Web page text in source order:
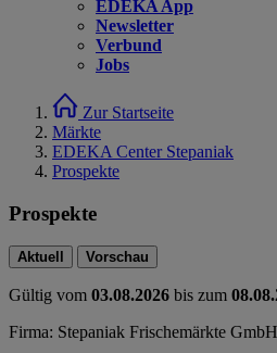
EDEKA App
Newsletter
Verbund
Jobs
Zur Startseite
Märkte
EDEKA Center Stepaniak
Prospekte
Prospekte
Aktuell Vorschau
Gültig vom 03.08.2026 bis zum
Firma: Stepaniak Frischemärkte